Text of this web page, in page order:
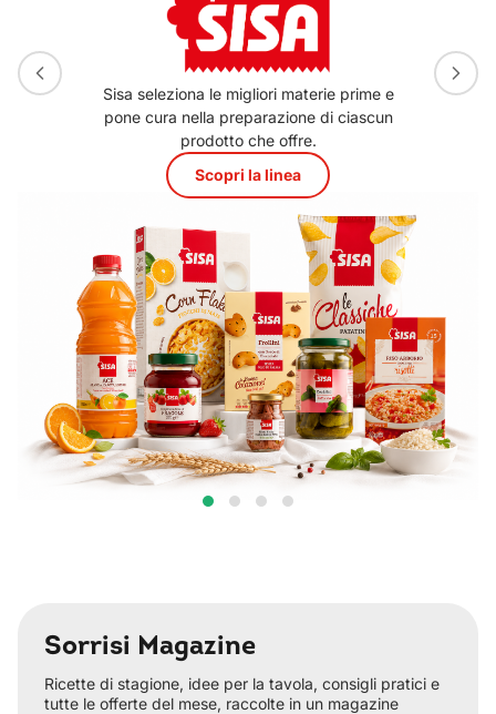
Sisa seleziona le migliori materie prime e
pone cura nella preparazione di ciascun
prodotto che offre.
Scopri la linea
Sorrisi Magazine
Ricette di stagione, idee per la tavola, consigli pratici e
tutte le offerte del mese, raccolte in un magazine